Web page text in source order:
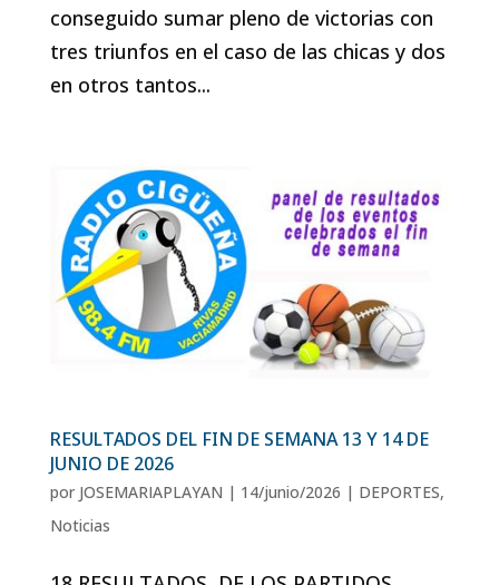
conseguido sumar pleno de victorias con
tres triunfos en el caso de las chicas y dos
en otros tantos...
RESULTADOS DEL FIN DE SEMANA 13 Y 14 DE
JUNIO DE 2026
por JOSEMARIAPLAYAN | 14/junio/2026 | DEPORTES,
Noticias